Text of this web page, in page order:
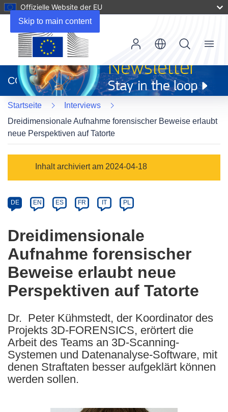
Skip to main content
Offizielle Website der EU
neuem
Fenster)
CORDIS
Menu
Startseite
Interviews
Dreidimensionale Aufnahme forensischer Beweise erlaubt
neue Perspektiven auf Tatorte
Category
Inhalt archiviert am 2024-04-18
Article
available
the
following
languages:
DE EN ES FR IT PL
Dreidimensionale
Aufnahme forensischer
Beweise erlaubt neue
Perspektiven auf Tatorte
Dr. Peter Kühmstedt, der Koordinator des
Projekts 3D-FORENSICS, erörtert die
Arbeit des Teams an 3D-Scanning-
Systemen und Datenanalyse-Software, mit
denen Straftaten besser aufgeklärt können
werden sollen.